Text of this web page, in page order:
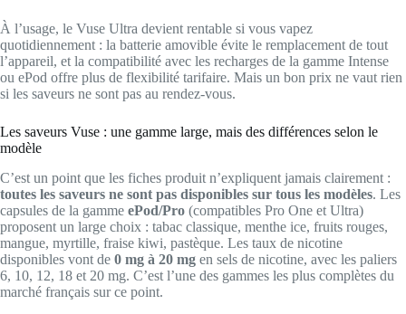
À l’usage, le Vuse Ultra devient rentable si vous vapez
quotidiennement : la batterie amovible évite le remplacement de tout
l’appareil, et la compatibilité avec les recharges de la gamme Intense
ou ePod offre plus de flexibilité tarifaire. Mais un bon prix ne vaut rien
si les saveurs ne sont pas au rendez-vous.
Les saveurs Vuse : une gamme large, mais des différences selon le
modèle
C’est un point que les fiches produit n’expliquent jamais clairement :
toutes les saveurs ne sont pas disponibles sur tous les modèles. Les
capsules de la gamme ePod/Pro (compatibles Pro One et Ultra)
proposent un large choix : tabac classique, menthe ice, fruits rouges,
mangue, myrtille, fraise kiwi, pastèque. Les taux de nicotine
disponibles vont de 0 mg à 20 mg en sels de nicotine, avec les paliers
6, 10, 12, 18 et 20 mg. C’est l’une des gammes les plus complètes du
marché français sur ce point.